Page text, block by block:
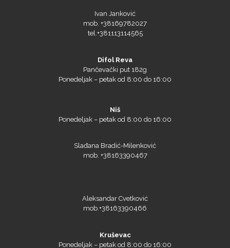
Ivan Janković
mob. +38169782027
tel.+381113114565
Difol Reva
Pančevački put 182g
Ponedeljak – petak od 8:00 do 16:00
Niš
Ponedeljak – petak od 8:00 do 16:00
Slađana Bradić-Milenković
mob. +38163390467
Aleksandar Cvetković
mob.+38163390466
Kruševac
Ponedeljak – petak od 8:00 do 16:00